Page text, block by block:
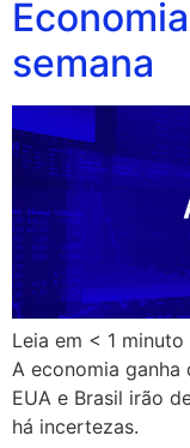
semana
Leia em < 1 minuto
A economia ganha
EUA e Brasil irão
há incertezas.